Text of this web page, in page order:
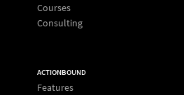
Courses
Consulting
ACTIONBOUND
Features